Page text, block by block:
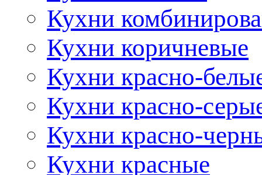
Кухни
Кухни коричневые
Кухни красно-
Кухни красно-
Кухни красно-
Кухни красные